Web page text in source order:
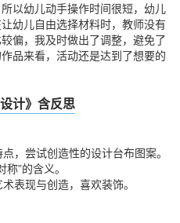
以幼儿动手操作时间很短，幼儿
幼儿自由选择材料时，教师没有
偏，我及时做出了调整，避免了
品来看，活动还是达到了想要的
计》含反思
尝试创造性的设计台布图案。
”的含义。
现与创造，喜欢装饰。